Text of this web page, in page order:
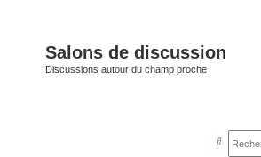
Salons de discussion
Discussions autour du champ proche
R